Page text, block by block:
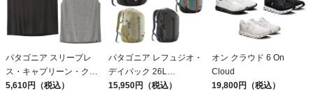
パタゴニア スリーブレ
ス・キャプリーン・クー
ル・デイリー・シャツ
5,610円（税込）
パタゴニア レフュジオ・
デイパック 26L
PATAGONIA REFUGIO
15,950円（税込）
オン クラウド 6 On
Cloud
19,800円（税込）